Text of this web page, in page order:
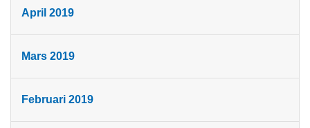
April 2019
Mars 2019
Februari 2019